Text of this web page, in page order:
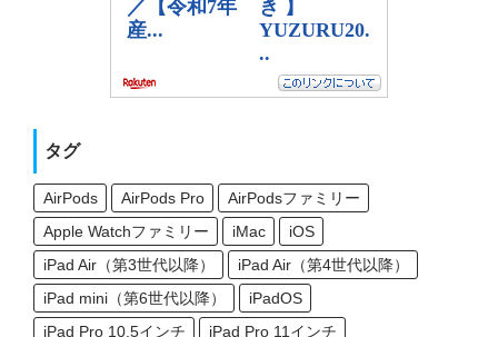
タグ
AirPods AirPods Pro
AirPodsファミリー
Apple Watchファミリー
iMac
iOS
iPad Air（第3世代以降）
iPad Air（第4世代以降）
iPad mini（第6世代以降）
iPadOS
iPad Pro 10.5インチ
iPad Pro 11インチ